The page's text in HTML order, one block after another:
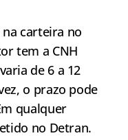
carteira no
tem a CNH
de 6 a 12
o prazo pode
qualquer
no Detran.